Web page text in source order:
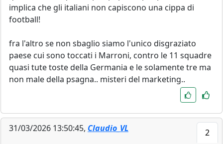
implica che gli italiani non capiscono una cippa di
football!
fra l'altro se non sbaglio siamo l'unico disgraziato
paese cui sono toccati i Marroni, contro le 11 squadre
quasi tute toste della Germania e le solamente tre ma
non male della psagna.. misteri del marketing..
31/03/2026 13:50:45, Claudio_VL 2